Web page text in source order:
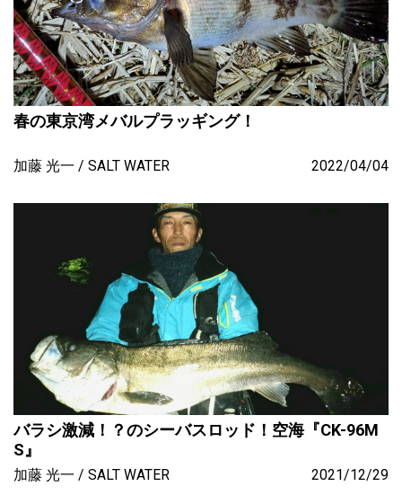
春の東京湾メバルプラッギング！
加藤 光一 SALT WATER 2022/04/04
バラシ激減！？のシーバスロッド！空海『CK-96M
S』
加藤 光一 SALT WATER 2021/12/29